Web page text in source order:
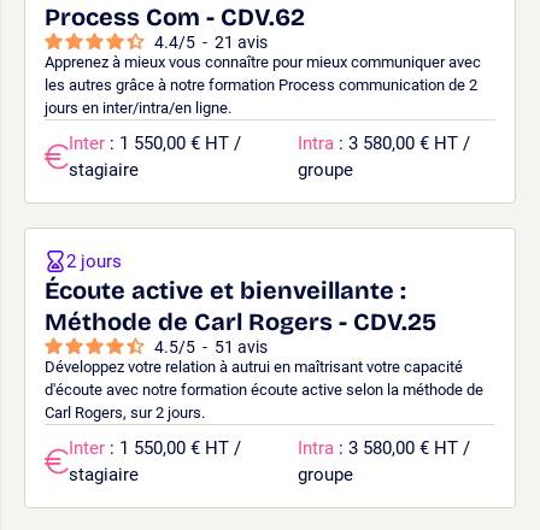
Process Com - CDV.62
4.4/5 - 21 avis
Apprenez à mieux vous connaître pour mieux communiquer avec
les autres grâce à notre formation Process communication de 2
jours en inter/intra/en ligne.
Inter : 1 550,00 € HT /
stagiaire
Intra : 3 580,00 € HT /
groupe
Écoute active et bienveillante :
Méthode de Carl Rogers - CDV.25
4.5/5 - 51 avis
Développez votre relation à autrui en maîtrisant votre capacité
d'écoute avec notre formation écoute active selon la méthode de
Carl Rogers, sur 2 jours.
2 jours
Inter : 1 550,00 € HT /
stagiaire
Intra : 3 580,00 € HT /
groupe